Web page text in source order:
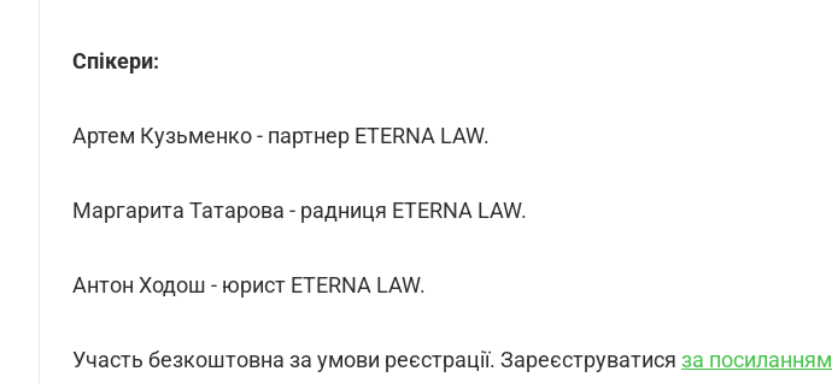
Спікери:
Артем Кузьменко - партнер ETERNA LAW.
Маргарита Татарова - радниця ETERNA LAW.
Антон Ходош - юрист ETERNA LAW.
Участь безкоштовна за умови реєстрації. Зареєструватися за посиланням